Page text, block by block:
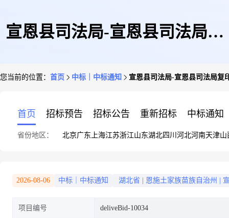
宣恩县司法局-宣恩县司法局复
您当前的位置： 首页 中标｜中标通知 宣恩县司法局-宣恩县司法局复
首页 招标预告 招标公告 重新招标 中标通知
省份地区： 北京广东 上海江苏浙江山东湖北四川 河北河南天津山
2026-08-06 中标｜中标通知 湖北省 恩施土家族苗族自治州
项目编号 deliveBid-10034